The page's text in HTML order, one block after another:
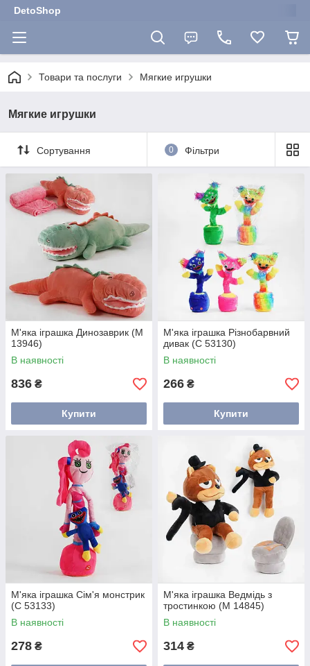
DetoShop
Товари та послуги Мягкие игрушки
Мягкие игрушки
Сортування 0 Фільтри
М'яка іграшка Динозаврик (М
13946)
В наявності
836 ₴
Купити
М'яка іграшка Різнобарвний
дивак (С 53130)
В наявності
266 ₴
Купити
М'яка іграшка Сім'я монстрик
(С 53133)
В наявності
278 ₴
М'яка іграшка Ведмідь з
тростинкою (М 14845)
В наявності
314 ₴